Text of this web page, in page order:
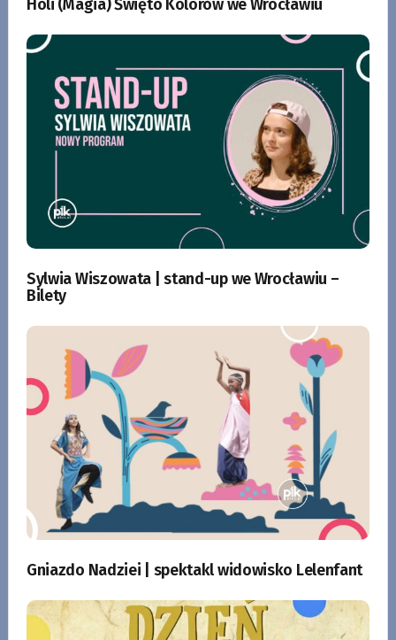
Holi (Magia) Święto Kolorów we Wrocławiu
Sylwia Wiszowata | stand-up we Wrocławiu –
Bilety
Gniazdo Nadziei | spektakl widowisko Lelenfant